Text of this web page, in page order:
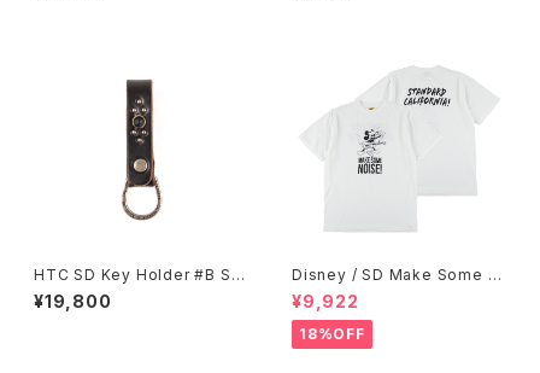
HTC SD Key Holder #B Sto
ne
¥19,800
Disney / SD Make Some N
oise T
¥9,922
18%OFF